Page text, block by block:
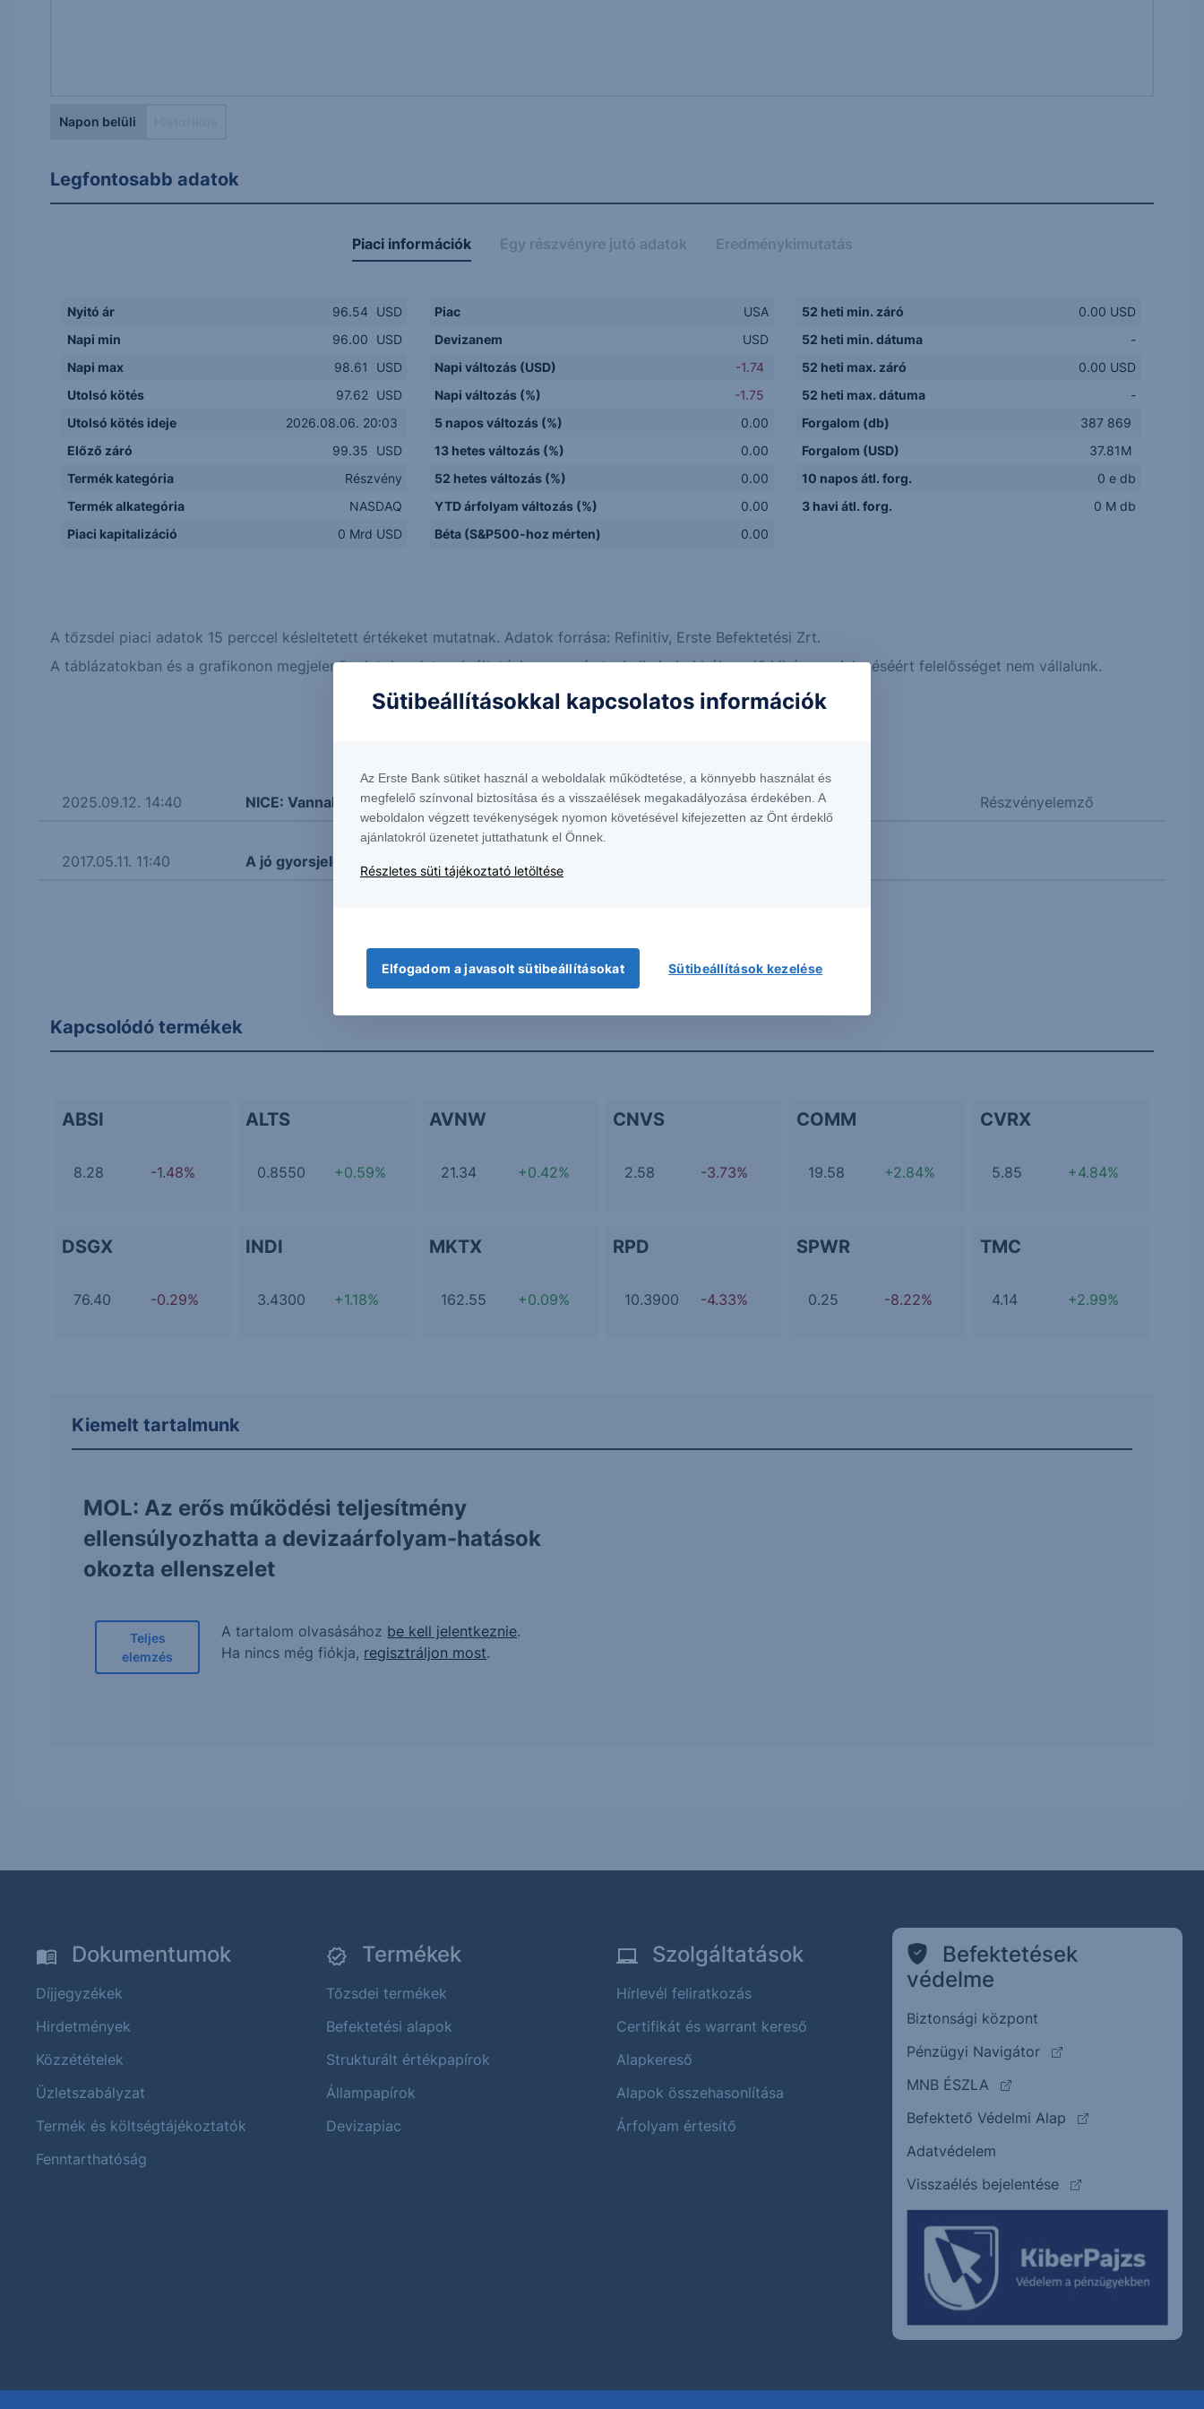
Napon belüli
Legfontosabb adatok
Piaci információk Egy részvényre jutó adatok Eredménykimutatás
Nyitó ár 96.54
USD
Napi min
96.00
USD
Napi max
98.61
USD
Utolsó kötés
97.62
USD
Utolsó kötés ideje
2026.08.06. 20:03
Előző záró
99.35
USD
Termék kategória
Részvény
Termék alkategória
NASDAQ
Piaci kapitalizáció
0 Mrd USD
Piac
USA
Devizanem
USD
Napi változás (USD)
-1.74
Napi változás (%)
-1.75
5 napos változás (%)
0.00
13 hetes változás (%)
0.00
52 hetes változás (%)
0.00
YTD árfolyam változás (%)
0.00
Béta (S&P500-hoz mérten)
0.00
52 heti min. záró
0.00 USD
52 heti min. dátuma
-
52 heti max. záró
0.00 USD
52 heti max. dátuma
-
Forgalom (db)
387 869
Forgalom (USD)
37.81M
10 napos átl. forg.
0 e db
3 havi átl. forg.
0 M db
A tőzsdei piaci adatok 15 perccel késleltetett értékeket mutatnak. Adatok forrása: Refinitiv, Erste Befektetési Zrt.
A táblázatokban és a grafikonon megjelenő adatok, adatszolgáltatási, vagy más technikai okokból eredő hibás megjelenéséért felelősséget nem vállalunk.
2025.09.12. 14:40 NICE: Vannak még olcsó technológiai részvények Részvényelemző
2017.05.11. 11:40 A jó gyorsjelentés is húzza az UniCredit árfolyamát
További Erste elemzések
Kapcsolódó termékek
ABSI
8.28 -1.48%
ALTS
0.8550 +0.59%
AVNW
21.34 +0.42%
CNVS
2.58 -3.73%
COMM
19.58 +2.84%
CVRX
5.85 +4.84%
DSGX
76.40 -0.29%
INDI
3.4300 +1.18%
MKTX
162.55 +0.09%
RPD
10.3900 -4.33%
SPWR
0.25 -8.22%
TMC
4.14 +2.99%
Kiemelt tartalmunk
MOL: Az erős működési teljesítmény
ellensúlyozhatta a devizaárfolyam-hatások
okozta ellenszelet
Teljes
elemzés
A tartalom olvasásához be kell jelentkeznie.
Ha nincs még fiókja, regisztráljon most.
Dokumentumok
Díjjegyzékek
Hirdetmények
Közzétételek
Üzletszabályzat
Termék és költségtájékoztatók
Fenntarthatóság
Termékek
Tőzsdei termékek
Befektetési alapok
Strukturált értékpapírok
Állampapírok
Devizapiac
Szolgáltatások
Hírlevél feliratkozás
Certifikát és warrant kereső
Alapkereső
Alapok összehasonlítása
Árfolyam értesítő
Befektetések
védelme
Biztonsági központ
Pénzügyi Navigátor
(külső oldalra ugrik)
MNB ÉSZLA
(külső oldalra ugrik)
Befektető Védelmi Alap
(külső oldalra
Adatvédelem
Visszaélés bejelentése
(külső oldalra ugrik)
Sütibeállításokkal kapcsolatos információk
Az Erste Bank sütiket használ a weboldalak működtetése, a könnyebb használat és
megfelelő színvonal biztosítása és a visszaélések megakadályozása érdekében. A
weboldalon végzett tevékenységek nyomon követésével kifejezetten az Önt érdeklő
ajánlatokról üzenetet juttathatunk el Önnek.
Részletes süti tájékoztató letöltése
Elfogadom a javasolt sütibeállításokat Sütibeállítások kezelése